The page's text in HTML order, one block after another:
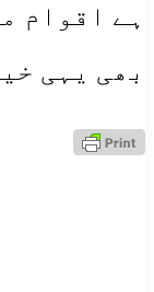
ہے اقوام
بھی یہی